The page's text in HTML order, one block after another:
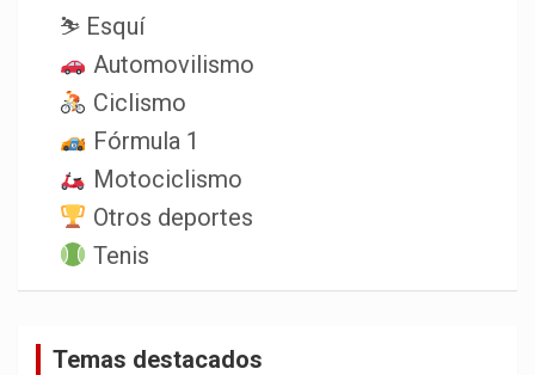
⛷️ Esquí
Automovilismo
Ciclismo
Fórmula 1
Motociclismo
Otros deportes
Tenis
Temas destacados